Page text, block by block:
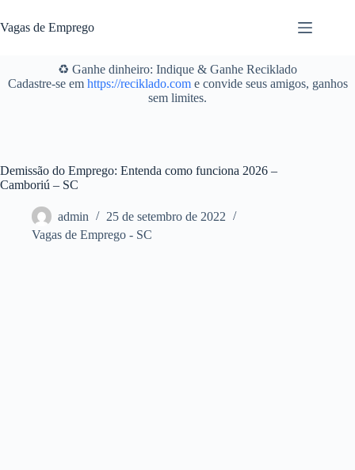
para
o
Vagas de Emprego
♻️ Ganhe dinheiro: Indique & Ganhe Reciklado
Cadastre-se em https://reciklado.come convide seus amigos, ganhos
sem limites.
Demissão do Emprego: Entenda como funciona 2026 –
Camboriú – SC
admin
25 de setembro de 2022
Vagas de Emprego - SC